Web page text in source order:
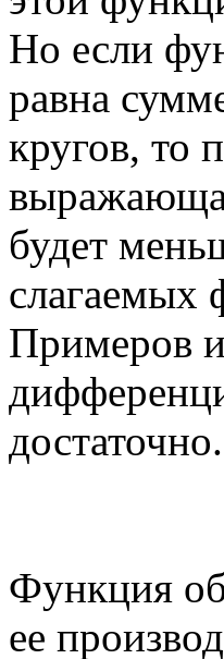
Но если
равна
кругов, то
будет
Примеров
достаточно.
Функция
ее